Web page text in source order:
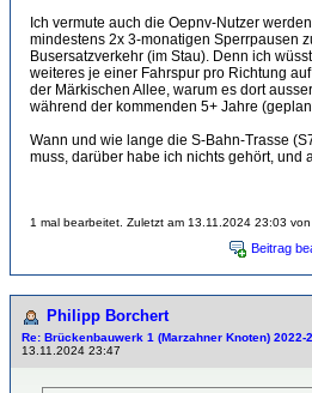
Ich vermute auch die Oepnv-Nutzer
mindestens 2x 3-monatigen Sperrpausen
Busersatzverkehr (im Stau). Denn ich
weiteres je einer Fahrspur pro Richtung
der Märkischen Allee, warum es dort
während der kommenden 5+ Jahre
Wann und wie lange die S-Bahn-Trasse
muss, darüber habe ich nichts gehört, und
1 mal bearbeitet. Zuletzt am 13.11.2024 23:03
Beitrag
Philipp Borchert
Re: Brückenbauwerk 1 (Marzahner Knoten) 2022-
13.11.2024 23:47